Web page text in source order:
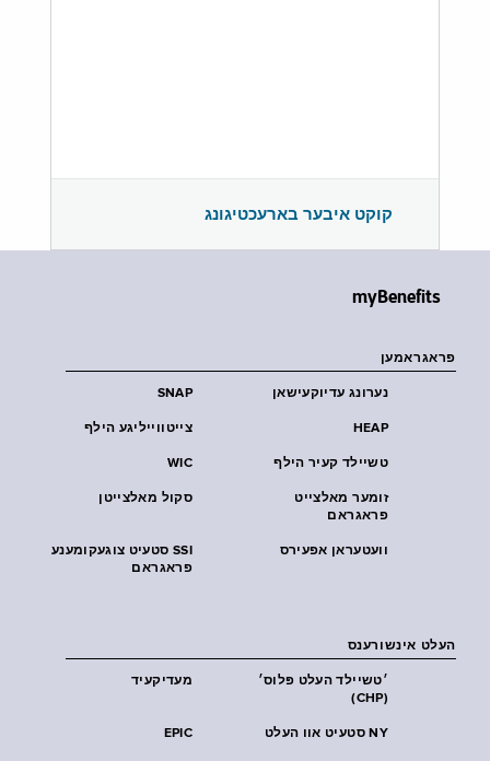
קוקט איבער בארעכטיגונג
myBenefits
פראגראמען
SNAP נערונג עדיוקעישאן
צייטווייליגע הילף HEAP
WIC טשיילד קעיר הילף
סקול מאלצייטן
זומער מאלצייט
פראגראם
SSI סטעיט צוגעקומענע
פראגראם
וועטעראן אפעירס
העלט אינשורענס
מעדיקעיד
׳טשיילד העלט פּלוס׳
(CHP)
EPIC NY סטעיט אוו העלט